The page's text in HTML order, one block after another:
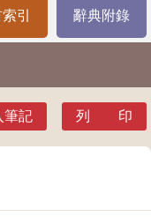
引 辭典附錄
筆記 列 印